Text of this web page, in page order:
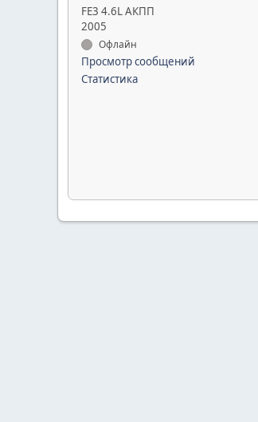
FE3 4.6L АКПП
2005
Офлайн
Просмотр сообщений
Статистика